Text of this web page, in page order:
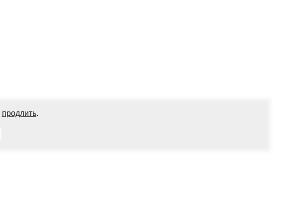
продлить.